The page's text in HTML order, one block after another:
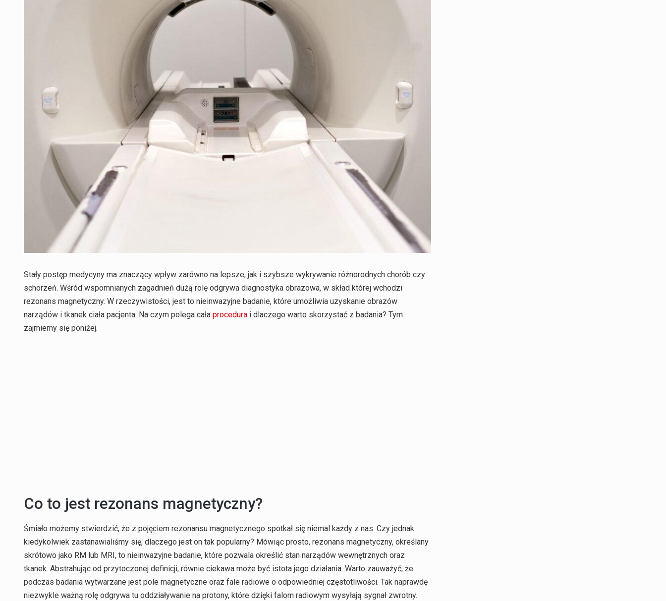
Stały postęp medycyny ma znaczący wpływ zarówno na lepsze, jak i szybsze wykrywanie różnorodnych chorób czy
schorzeń. Wśród wspomnianych zagadnień dużą rolę odgrywa diagnostyka obrazowa, w skład której wchodzi
rezonans magnetyczny. W rzeczywistości, jest to nieinwazyjne badanie, które umożliwia uzyskanie obrazów
narządów i tkanek ciała pacjenta. Na czym polega cała procedura i dlaczego warto skorzystać z badania? Tym
zajmiemy się poniżej.
Co to jest rezonans magnetyczny?
Śmiało możemy stwierdzić, że z pojęciem rezonansu magnetycznego spotkał się niemal każdy z nas. Czy jednak
kiedykolwiek zastanawialiśmy się, dlaczego jest on tak popularny? Mówiąc prosto, rezonans magnetyczny, określany
skrótowo jako RM lub MRI, to nieinwazyjne badanie, które pozwala określić stan narządów wewnętrznych oraz
tkanek. Abstrahując od przytoczonej definicji, równie ciekawa może być istota jego działania. Warto zauważyć, że
podczas badania wytwarzane jest pole magnetyczne oraz fale radiowe o odpowiedniej częstotliwości. Tak naprawdę
niezwykle ważną rolę odgrywa tu oddziaływanie na protony, które dzięki falom radiowym wysyłają sygnał zwrotny.